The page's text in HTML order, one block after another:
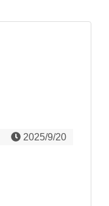
2025/9/20